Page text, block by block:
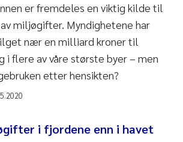
er fremdeles en viktig kilde til
miljøgifter. Myndighetene har
nær en milliard kroner til
i flere av våre største byer – men
etter hensikten?
i fjordene enn i havet